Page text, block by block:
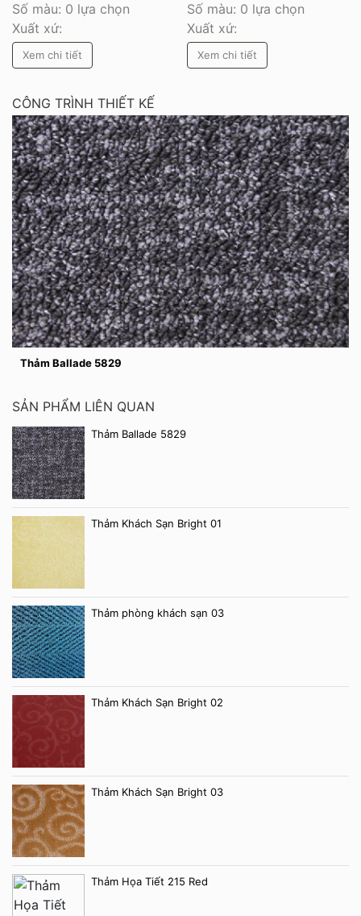
Số màu: 0 lựa chọn
Xuất xứ:
Xem chi tiết
Số màu: 0 lựa chọn
Xuất xứ:
Xem chi tiết
CÔNG TRÌNH THIẾT KẾ
Thảm Ballade 5829
SẢN PHẨM LIÊN QUAN
Thảm Ballade 5829
Thảm Khách Sạn Bright 01
Thảm phòng khách sạn 03
Thảm Khách Sạn Bright 02
Thảm Khách Sạn Bright 03
Thảm Họa Tiết 215 Red